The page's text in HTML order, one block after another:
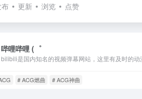
更新 浏览 点赞
哔哩哔哩 (゜
# ACG燃曲 # ACG神曲